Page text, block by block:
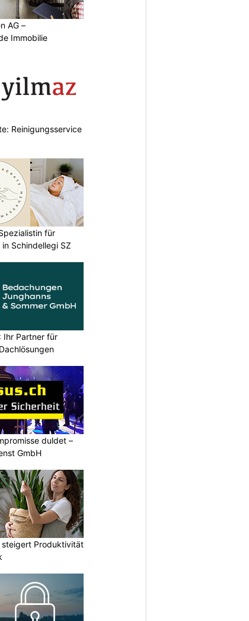
AG –
Immobilie
Reinigungsservice
für
Schindellegi SZ
Ihr Partner für
duldet –
GmbH
steigert Produktivität